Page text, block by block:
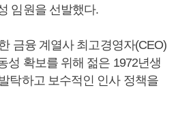
임원을 선발했다.
금융 계열사 최고경영자(CEO)
성 확보를 위해 젊은 1972년생
탁하고 보수적인 인사 정책을